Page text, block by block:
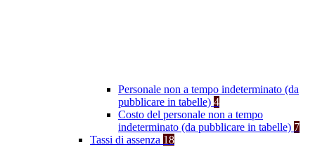
Personale non a tempo indeterminato (da
pubblicare in tabelle) 4
Costo del personale non a tempo
indeterminato (da pubblicare in tabelle) 7
Tassi di assenza 18